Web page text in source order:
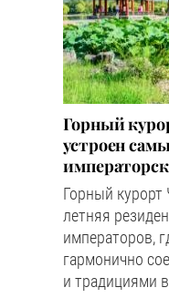
Горный
устроен
Горный курорт
летняя
императоров,
гармонично
и традициями